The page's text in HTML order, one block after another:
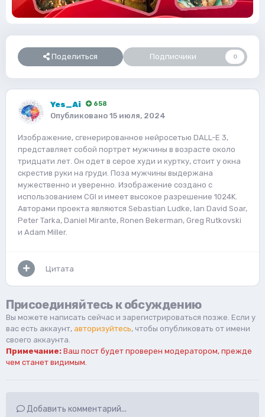
Поделиться Подписчики 0
Yes_Ai 658
Опубликовано 15 июля, 2024
Изображение, сгенерированное нейросетью DALL-E 3,
представляет собой портрет мужчины в возрасте около
тридцати лет. Он одет в серое худи и куртку, стоит у окна
скрестив руки на груди. Поза мужчины выдержана
мужественно и уверенно. Изображение создано с
использованием CGI и имеет высокое разрешение 1024K.
Авторами проекта являются Sebastian Ludke, Ian David Soar,
Peter Tarka, Daniel Mirante, Ronen Bekerman, Greg Rutkovski
и Adam Miller.
Цитата
Присоединяйтесь к обсуждению
Вы можете написать сейчас и зарегистрироваться позже. Если у
вас есть аккаунт, авторизуйтесь, чтобы опубликовать от имени
своего аккаунта.
Примечание: Ваш пост будет проверен модератором, прежде
чем станет видимым.
Добавить комментарий...